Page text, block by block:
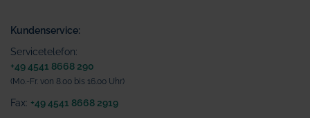
Kundenservice:
Servicetelefon:
+49 4541 8668 290
(Mo.-Fr. von 8.00 bis 16.00 Uhr)
Fax: +49 4541 8668 2919